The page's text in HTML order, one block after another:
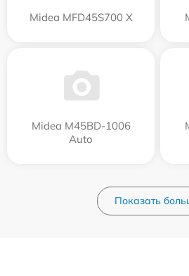
Midea MFD45S700 X
Midea M45BD-1006
Auto
Показать